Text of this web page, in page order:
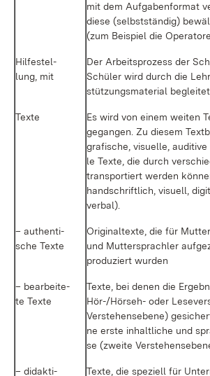
mit dem Auf­ga­ben­for­mat
die­se (selbst­stän­dig)
(zum Bei­spiel die
Hil­fe­stel­
lung, mit
Der Ar­beits­pro­zess der
Schü­ler wird durch die
stüt­zungs­ma­te­ri­al be­glei­tet.
Tex­te
Es wird von ei­nem wei­ten
ge­gan­gen. Zu die­sem
gra­fi­sche, vi­su­el­le,
le Tex­te, die durch
trans­por­tiert wer­den
hand­schrift­lich, vi­su­ell,
ver­bal).
– au­then­ti­
sche Tex­te
Ori­gi­nal­tex­te, die für
und Mut­ter­sprach­ler
pro­du­ziert wur­den
– be­ar­bei­te­
te Tex­te
Tex­te, bei de­nen die
Hör-/Hör­seh- oder
Ver­ste­hens­ebe­ne)
ne ers­te in­halt­li­che und
se (zwei­te
– di­dak­ti­ Tex­te, die spe­zi­ell für